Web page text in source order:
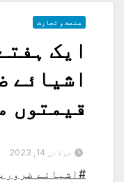
صنعت و تجارت
اشیائے
قیمتوں
جولائی 14, 2023
#اشیائے